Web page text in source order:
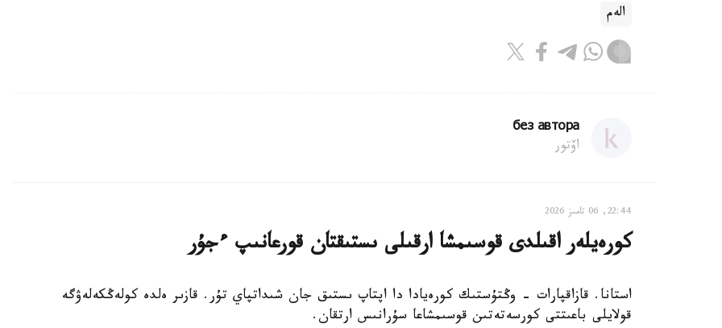
الەم
без автора
اۆتور
22:44, 06 تامىز 2026
كورەيلەر اقىلدى قوسىمشا ارقىلى ىستىقتان قورعانىپ ءجۇر
استانا. قازاقپارات - وڭتۇستىك كورەيادا دا اپتاپ ىستىق جان شىداتپاي تۇر. قازىر ەلدە كولەڭكەلەۋگە
قولايلى باعىتتى كورسەتەتىن قوسىمشاعا سۇرانىس ارتقان.